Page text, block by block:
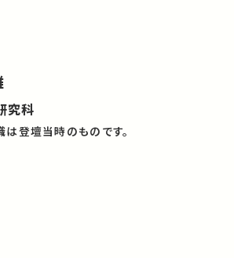
究科
登壇当時のものです。